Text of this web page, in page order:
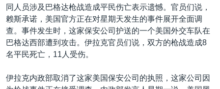
美国之音专访
重要讲话与声明
台海两岸关系
南中国海争端
关注西藏
其他语言网站
同人员涉及巴格达枪战造成平民伤亡表示遗憾。官员们说，
赖斯承诺，美国官方正在对星期天发生的事件展开全面调
查。事件发生时，这家保安公司护送的一个美国外交车队在
巴格达西部遭到攻击。伊拉克官员们说，双方的枪战造成8
名平民死亡，11人受伤。
伊拉克内政部取消了这家美国保安公司的执照，这家公司因